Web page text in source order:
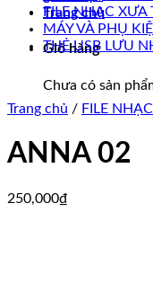
Trang chủ
Giỏ hàng
Chưa có sản
FILE NHẠC XƯA
MÁY VÀ PHỤ
THẺ USB LƯU
Trang chủ / FILE
ANNA 02
250,000₫